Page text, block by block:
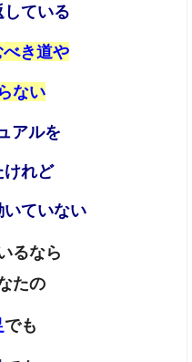
ている
き道や
ない
アルを
けれど
いていない
るなら
たの
でも